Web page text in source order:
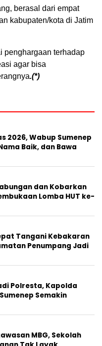
berasal dari empat
kabupaten/kota di Jatim
penghargaan terhadap
agar bisa
.(*)
2026, Wabup Sumenep
Baik, dan Bawa
dan Kobarkan
Lomba HUT ke-
Tangani Kebakaran
Penumpang Jadi
Polresta, Kapolda
Semakin
MBG, Sekolah